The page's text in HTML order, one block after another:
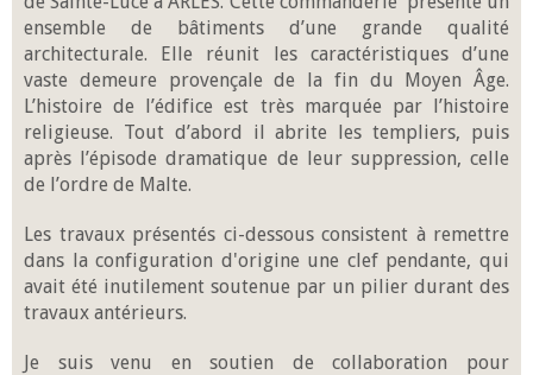
ensemble de bâtiments d’une grande qualité
architecturale. Elle réunit les caractéristiques d’une
vaste demeure provençale de la fin du Moyen Âge.
L’histoire de l’édifice est très marquée par l’histoire
religieuse. Tout d’abord il abrite les templiers, puis
après l’épisode dramatique de leur suppression, celle
de l’ordre de Malte.
Les travaux présentés ci-dessous consistent à remettre
dans la configuration d'origine une clef pendante, qui
avait été inutilement soutenue par un pilier durant des
travaux antérieurs.
Je suis venu en soutien de collaboration pour